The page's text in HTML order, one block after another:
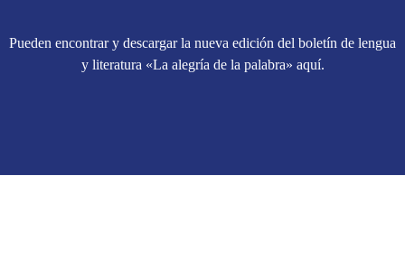
Pueden encontrar y descargar la nueva edición del boletín de lengua
y literatura «La alegría de la palabra» aquí.